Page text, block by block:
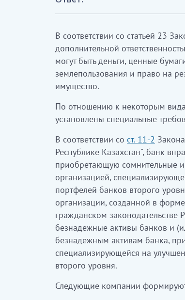
В соответствии со статьей 23
дополнительной
могут быть деньги, ценные
землепользования и право на
имущество.
По отношению к некоторым
установлены специальные
В соответствии со ст. 11-2
Республике Казахстан", банк
приобретающую сомнительные
организацией,
портфелей банков второго
организации, созданной в
гражданском законодательстве
безнадежные активы банков и
безнадежным активам банка,
специализирующейся на
второго уровня.
Следующие компании